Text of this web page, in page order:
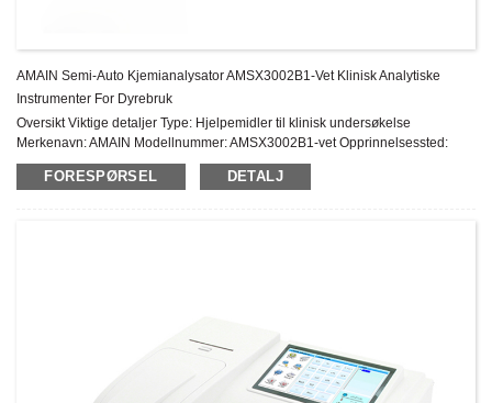
AMAIN Semi-Auto Kjemianalysator AMSX3002B1-Vet Klinisk Analytiske
Instrumenter For Dyrebruk
Oversikt Viktige detaljer Type: Hjelpemidler til klinisk undersøkelse
Merkenavn: AMAIN Modellnummer: AMSX3002B1-vet Opprinnelsessted:
Kina Instrumentklassifisering: Klasse II Garanti: 1 års ettersalgsservice:
Online teknisk støtte ...
FORESPØRSEL DETALJ